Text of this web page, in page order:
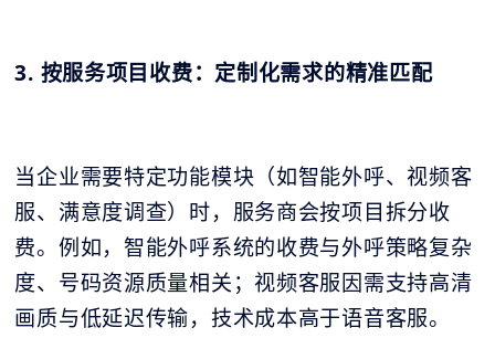
3. 按服务项目收费：定制化需求的精准匹配
当企业需要特定功能模块（如智能外呼、视频客
服、满意度调查）时，服务商会按项目拆分收
费。例如，智能外呼系统的收费与外呼策略复杂
度、号码资源质量相关；视频客服因需支持高清
画质与低延迟传输，技术成本高于语音客服。